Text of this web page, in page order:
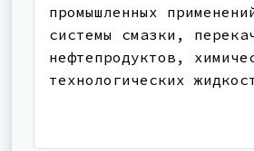
промышленных
системы смазки,
нефтепродуктов,
технологических